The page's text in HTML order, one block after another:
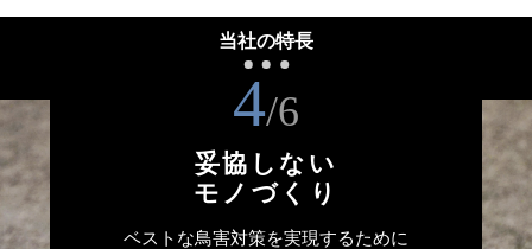
当社の特長
4/6
妥協しない
モノづくり
ベストな鳥害対策を実現するために